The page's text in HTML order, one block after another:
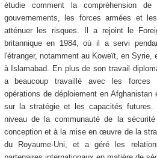
étudie comment la compréhension
gouvernements, les forces armées et
atténuer les risques. Il a rejoint le
britannique en 1984, où il a servi
l'étranger, notamment au Koweït, en Syrie,
à Islamabad. En plus de son travail
a beaucoup travaillé avec les forces
opérations de déploiement en
sur la stratégie et les capacités
niveau de la communauté de la
conception et à la mise en œuvre de la
du Royaume-Uni, et a géré les